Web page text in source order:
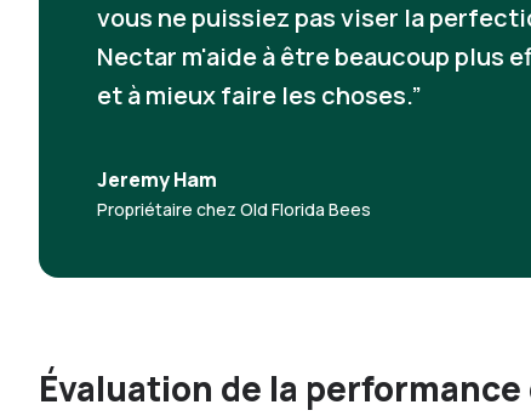
vous ne puissiez pas viser la
Nectar m'aide à être beaucoup plus
et à mieux faire les choses.
Jeremy Ham
Propriétaire chez Old Florida Bees
Évaluation de la